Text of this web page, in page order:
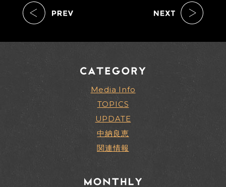
Media Info
TOPICS
UPDATE
中納良恵
関連情報